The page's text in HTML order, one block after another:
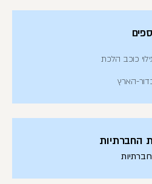
כוכב הלכת
הארץ
החברתיות